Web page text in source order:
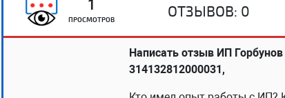
1
ПРОСМОТРОВ
ОТЗЫВОВ: 0
Написать отзыв ИП
314132812000031,